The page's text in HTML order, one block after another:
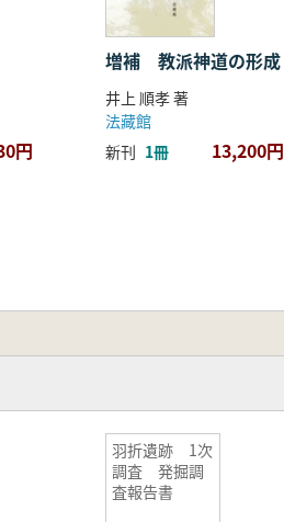
円
増補 教派神道の形成
井上 順孝 著
法藏館
新刊 1冊 13,200円
羽折遺跡 1次
調査 発掘調
査報告書